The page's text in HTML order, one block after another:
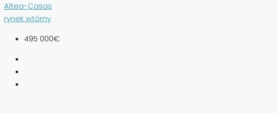
Altea-Casas
rynek wtórny
495 000€